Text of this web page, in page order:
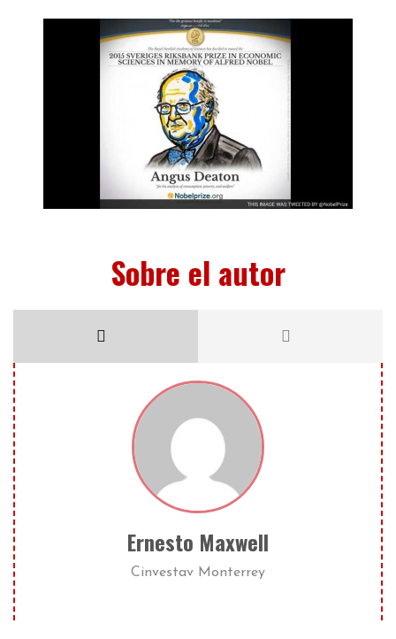
Sobre el autor
Ernesto Maxwell
Cinvestav Monterrey